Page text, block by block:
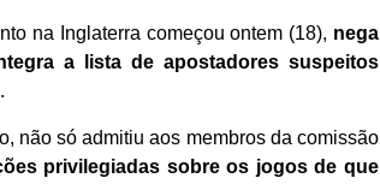
na Inglaterra começou ontem (18), nega
a lista de apostadores suspeitos
.
não só admitiu aos membros da comissão
privilegiadas sobre os jogos de que